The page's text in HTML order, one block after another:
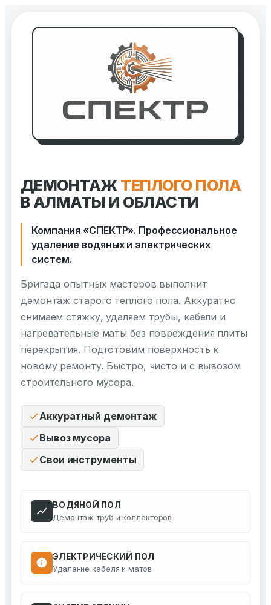
ДЕМОНТАЖТЕПЛОГО ПОЛА
В АЛМАТЫ И ОБЛАСТИ
Компания «СПЕКТР». Профессиональное
удаление водяных и электрических
систем.
Бригада опытных мастеров выполнит
демонтаж старого теплого пола. Аккуратно
снимаем стяжку, удаляем трубы, кабели и
нагревательные маты без повреждения плиты
перекрытия. Подготовим поверхность к
новому ремонту. Быстро, чисто и с вывозом
строительного мусора.
Аккуратный демонтаж
Вывоз мусора
Свои инструменты
ВОДЯНОЙ ПОЛ
Демонтаж труб и коллекторов
ЭЛЕКТРИЧЕСКИЙ ПОЛ
Удаление кабеля и матов